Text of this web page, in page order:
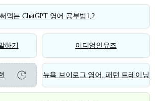
먹는 ChatGPT 영어 공부법1,2
하기 이디엄인유즈
뉴욕 브이로그 영어, 패턴 트레이닝